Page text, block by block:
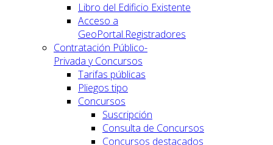
Libro del Edificio Existente
Acceso a
GeoPortal.Registradores
Contratación Público-
Privada y Concursos
Tarifas públicas
Pliegos tipo
Concursos
Suscripción
Consulta de Concursos
Concursos destacados